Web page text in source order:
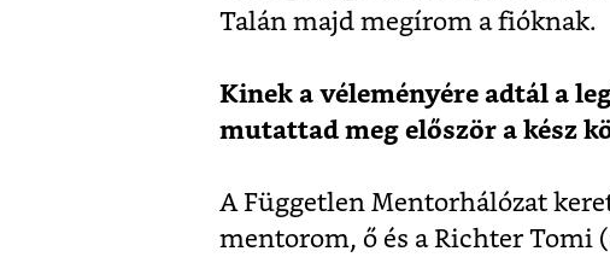
Talán majd megírom a fióknak.
Kinek a véleményére adtál a
mutattad meg először a kész
A Független Mentorhálózat
mentorom, ő és a Richter Tomi